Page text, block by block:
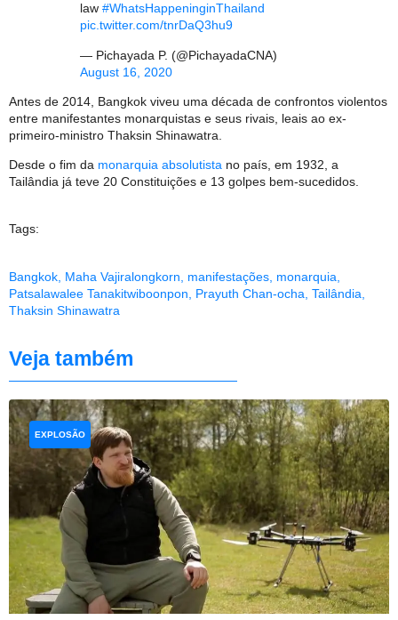
law #WhatsHappeninginThailand
pic.twitter.com/tnrDaQ3hu9
— Pichayada P. (@PichayadaCNA)
August 16, 2020
Antes de 2014, Bangkok viveu uma década de confrontos violentos
entre manifestantes monarquistas e seus rivais, leais ao ex-
primeiro-ministro Thaksin Shinawatra.
Desde o fim da monarquia absolutista no país, em 1932, a
Tailândia já teve 20 Constituições e 13 golpes bem-sucedidos.
Tags:
Bangkok Maha Vajiralongkorn manifestações monarquia
Patsalawalee Tanakitwiboonpon
Prayuth Chan-ocha Tailândia
Thaksin Shinawatra
Veja também
EXPLOSÃO